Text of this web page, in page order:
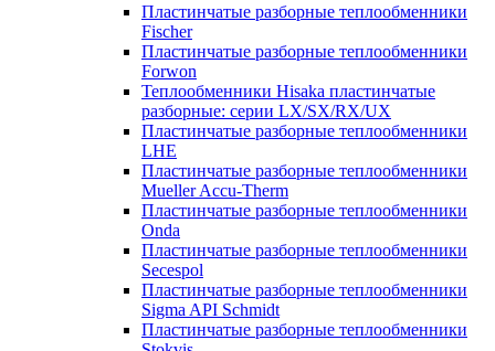
Пластинчатые разборные теплообменники
Fischer
Пластинчатые разборные теплообменники
Forwon
Теплообменники Hisaka пластинчатые
разборные: серии LX/SX/RX/UX
Пластинчатые разборные теплообменники
LHE
Пластинчатые разборные теплообменники
Mueller Accu-Therm
Пластинчатые разборные теплообменники
Onda
Пластинчатые разборные теплообменники
Secespol
Пластинчатые разборные теплообменники
Sigma API Schmidt
Пластинчатые разборные теплообменники